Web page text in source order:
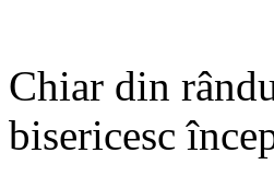
Chiar din
bisericesc